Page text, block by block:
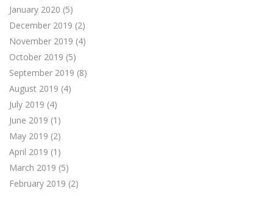
January 2020 (5)
December 2019 (2)
November 2019 (4)
October 2019 (5)
September 2019 (8)
August 2019 (4)
July 2019 (4)
June 2019 (1)
May 2019 (2)
April 2019 (1)
March 2019 (5)
February 2019 (2)